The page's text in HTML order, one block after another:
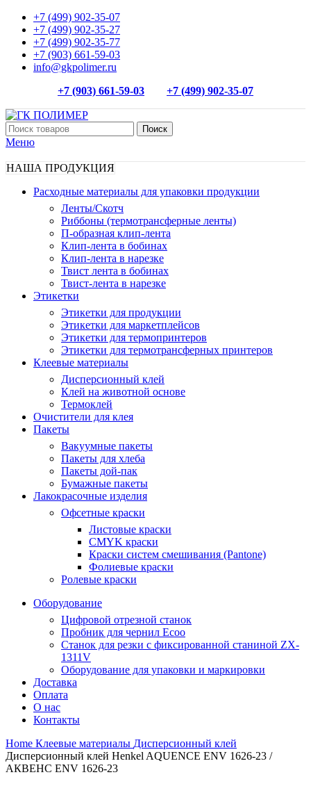
+7 (499) 902-35-07
+7 (499) 902-35-27
+7 (499) 902-35-77
+7 (903) 661-59-03
info@gkpolimer.ru
+7 (903) 661-59-03
+7 (499) 902-35-07
Поиск
Меню
НАША ПРОДУКЦИЯ
Расходные материалы для упаковки продукции
Ленты/Скотч
Риббоны (термотрансферные ленты)
П-образная клип-лента
Клип-лента в бобинах
Клип-лента в нарезке
Твист лента в бобинах
Твист-лента в нарезке
Этикетки
Этикетки для продукции
Этикетки для маркетплейсов
Этикетки для термопринтеров
Этикетки для термотрансферных принтеров
Клеевые материалы
Дисперсионный клей
Клей на животной основе
Термоклей
Очистители для клея
Пакеты
Вакуумные пакеты
Пакеты для хлеба
Пакеты дой-пак
Бумажные пакеты
Лакокрасочные изделия
Офсетные краски
Листовые краски
CMYK краски
Краски систем смешивания (Pantone)
Фолиевые краски
Ролевые краски
Оборудование
Цифровой отрезной станок
Пробник для чернил Ecoo
Станок для резки с фиксированной станиной ZX-
1311V
Оборудование для упаковки и маркировки
Доставка
Оплата
О нас
Контакты
Home Клеевые материалы Дисперсионный клей
Дисперсионный клей Henkel AQUENCE ENV 1626-23 /
АКВЕНС ENV 1626-23